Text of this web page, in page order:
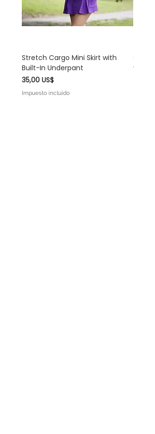
y prendas íntimas como bodys son
definitivas. ¡Gracias por su apoyo y
comprensión!
Stretch Cargo Mini Skirt with
Built-In Underpant
Precio
35,00 US$
Impuesto incluido
Off
with